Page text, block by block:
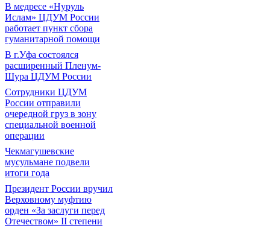
В медресе «Нуруль
Ислам» ЦДУМ России
работает пункт сбора
гуманитарной помощи
В г.Уфа состоялся
расширенный Пленум-
Шура ЦДУМ России
Сотрудники ЦДУМ
России отправили
очередной груз в зону
специальной военной
операции
Чекмагушевские
мусульмане подвели
итоги года
Президент России вручил
Верховному муфтию
орден «За заслуги перед
Отечеством» II степени